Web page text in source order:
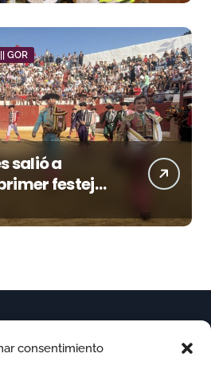
consentimiento
GOR
salió a
festejo